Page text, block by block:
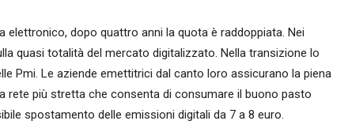
elettronico, dopo quattro anni la quota è raddoppiata. Nei
quasi totalità del mercato digitalizzato. Nella transizione lo
Pmi. Le aziende emettitrici dal canto loro assicurano la piena
rete più stretta che consenta di consumare il buono pasto
spostamento delle emissioni digitali da 7 a 8 euro.